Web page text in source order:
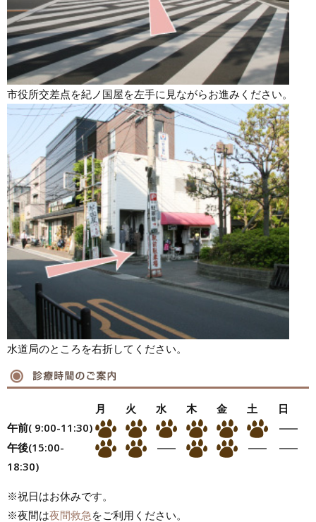
市役所交差点を紀ノ国屋を左手に見ながらお進みください。
水道局のところを右折してください。
月 火 水 木 金 土
日
午前( 9:00-11:30)
午後(15:00-
18:30)
※祝日はお休みです。
※夜間は夜間救急 をご利用ください。